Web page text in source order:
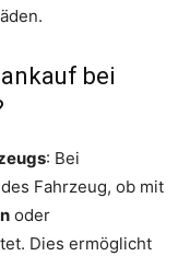
bei
: Bei
Fahrzeug, ob mit
oder
Dies ermöglicht